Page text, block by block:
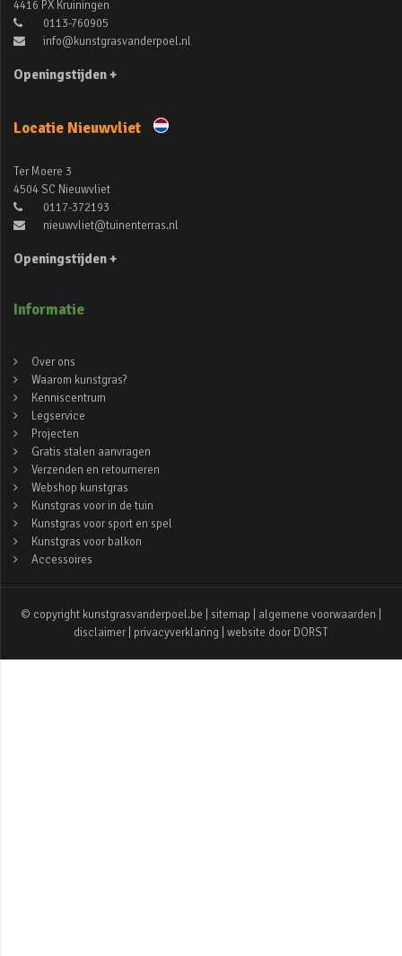
4416 PX Kruiningen
0113-760905
info@kunstgrasvanderpoel.nl
Openingstijden +
Locatie Nieuwvliet
Ter Moere 3
4504 SC Nieuwvliet
0117-372193
nieuwvliet@tuinenterras.nl
Openingstijden +
Informatie
Over ons
Waarom kunstgras?
Kenniscentrum
Legservice
Projecten
Gratis stalen aanvragen
Verzenden en retourneren
Webshop kunstgras
Kunstgras voor in de tuin
Kunstgras voor sport en spel
Kunstgras voor balkon
Accessoires
© copyright kunstgrasvanderpoel.be | sitemap algemene voorwaarden
disclaimer
privacyverklaring | website door DORST